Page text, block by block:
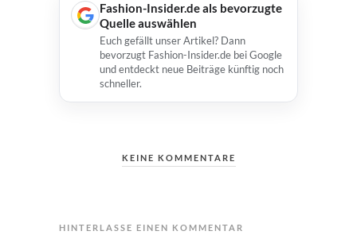
Fashion-Insider.de als bevorzugte
Quelle auswählen
Euch gefällt unser Artikel? Dann
bevorzugt Fashion-Insider.de bei Google
und entdeckt neue Beiträge künftig noch
schneller.
KEINE KOMMENTARE
HINTERLASSE EINEN KOMMENTAR